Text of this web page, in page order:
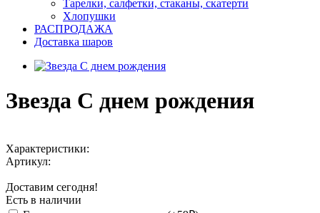
Тарелки, салфетки, стаканы, скатерти
Хлопушки
РАСПРОДАЖА
Доставка шаров
Звезда С днем рождения
Характеристики:
Артикул:
Доставим сегодня!
Есть в наличии